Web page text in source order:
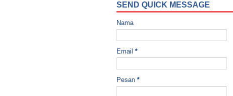
SEND QUICK MESSAGE
Nama
Email *
Pesan *